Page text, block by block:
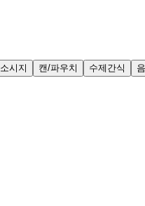
소시지 캔/파우치 수제간식